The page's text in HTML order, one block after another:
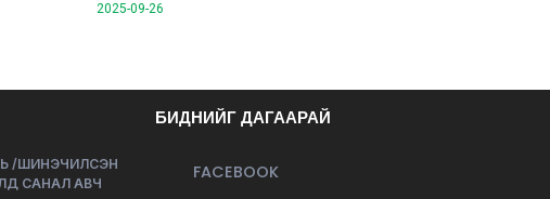
2025-09-26
/ШИНЭЧИЛСЭН
САНАЛ АВЧ
БИДНИЙГ ДАГААРАЙ
FACEBOOK